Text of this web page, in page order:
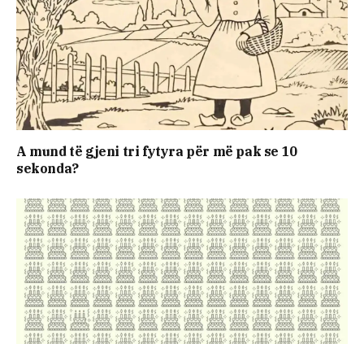
A mund të gjeni tri fytyra për më pak se 10
sekonda?